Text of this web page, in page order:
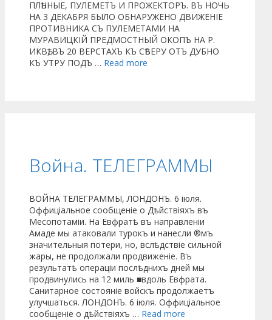
ПЛѢННЫЕ, ПУЛЕМЕТЪ И ПРОЖЕКТОРЪ. ВЪ НОЧЬ
НА 3 ДЕКАБРЯ БЫЛО ОБНАРУЖЕНО ДВИЖЕНІЕ
ПРОТИВНИКА СЪ ПУЛЕМЕТАМИ НА
МУРАВИЦКІЙ ПРЕДМОСТНЫЙ ОКОПЪ НА Р.
ИКВѢ, ВЪ 20 ВЕРСТАХЪ КЪ СѢВЕРУ ОТЪ ДУБНО
КЪ УТРУ ПОДЪ … Read more
Война. ТЕЛЕГРАММЫ
ВОЙНА ТЕЛЕГРАММЫ, ЛОНДОНЪ. 6 іюля.
Оффиціальное сообщеніе о Дѣйствіяхъ въ
Месопотаміи. На Евфратѣ въ направленіи
Амаде мы атаковали турокъ и нанесли ®мъ
значительныя потери, но, вслѣдствіе сильной
жары, не продолжали продвиженіе. Въ
результатѣ операціи послѣднихъ дней мы
продвинулись на 12 миль ■вдоль Евфрата.
Санитарное состояніе войскъ продолжаетъ
улучшаться. ЛОНДОНЪ. 6 іюля. Оффиціальное
сообщеніе о дѣйствіяхъ … Read more